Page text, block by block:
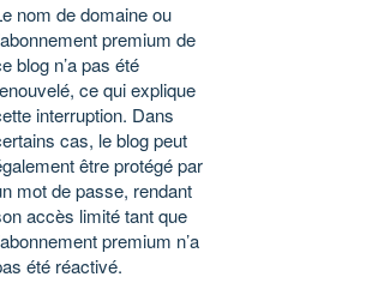
nom de domaine ou
premium de
blog n’a pas été
ce qui explique
interruption. Dans
cas, le blog peut
être protégé par
mot de passe, rendant
accès limité tant que
premium n’a
été réactivé.